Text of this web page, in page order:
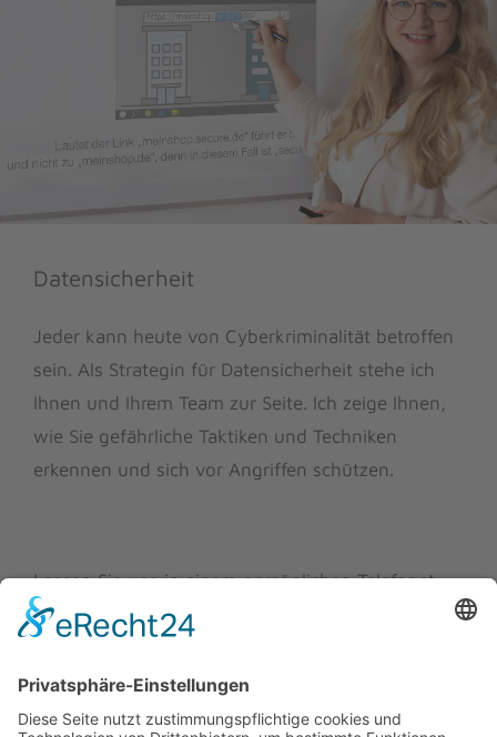
Datensicherheit
Jeder kann heute von Cyberkriminalität betroffen
sein. Als Strategin für Datensicherheit stehe ich
Ihnen und Ihrem Team zur Seite. Ich zeige Ihnen,
wie Sie gefährliche Taktiken und Techniken
erkennen und sich vor Angriffen schützen.
Lassen Sie uns in einem persönlichen Telefonat
über Ihre Bedürfnisse sprechen und
geeignet ist.